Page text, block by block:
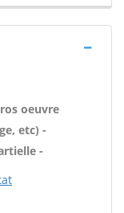
oeuvre
etc) -
-